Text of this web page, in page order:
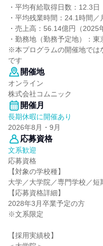
・平均有給取得日数：12.3日
・平均残業時間：24.1時間／
・売上高：56.14億円（2025
・勤務地（勤務予定地）：
※本プログラムの開催地では
です
開催地
オンライン
株式会社コムニック
開催月
長期休暇に開催あり
2026年8月・9月
応募資格
文系歓迎
応募資格
【対象の学校種】
大学／大学院／専門学校／短
【応募資格詳細】
2028年3月卒業予定の方
※文系限定
【採用実績校】